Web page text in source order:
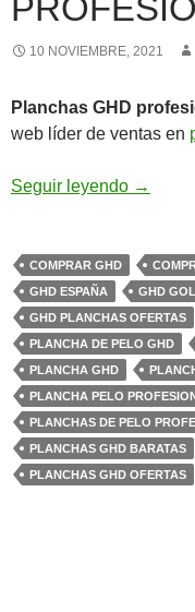
10 NOVIEMBRE, 2021
Planchas GHD
web líder de ventas en
Seguir leyendo →
COMPRAR GHD
GHD ESPAÑA
GHD
GHD PLANCHAS OFERTAS
PLANCHA DE PELO GHD
PLANCHA GHD
PLANCHA PELO
PLANCHAS DE PELO
PLANCHAS GHD BARATAS
PLANCHAS GHD OFERTAS